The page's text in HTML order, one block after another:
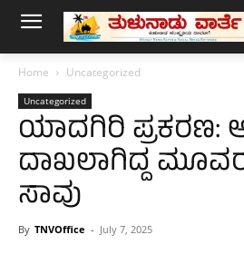
Home Uncategorized
Uncategorized
ಯಾದಗಿರಿ ಪ್ರಕರಣ:
ದಾಖಲಾಗಿದ್ದ
ಸಾವು
By TNVOffice - July 7, 2025